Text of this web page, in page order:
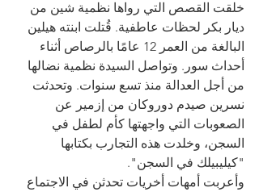
خلقت القصص التي رواها نظمية شين من
ديار بكر لحظات عاطفية. قُتلت ابنته هيلين
البالغة من العمر 12 عامًا بالرصاص أثناء
أحداث سور. وتواصل السيدة نظمية نضالها
من أجل العدالة منذ تسع سنوات. وتحدثت
نسرين صيدم دوروكان من إزمير عن
الصعوبات التي واجهتها كأم لطفل في
السجن، وخلدت هذه التجارب بكتابها
"كيليبيلك في السجن".
وأعربت أمهات أخريات تحدثن في الاجتماع